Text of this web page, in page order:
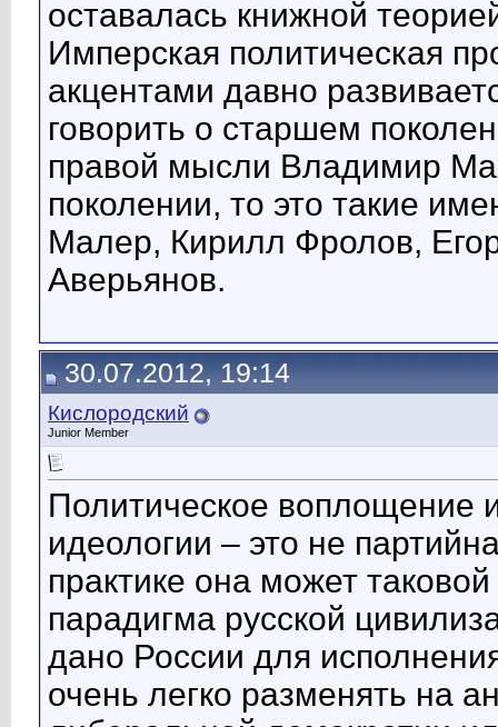
оставалась книжной
Имперская политическая
акцентами давно
говорить о старшем
правой мысли Владимир
поколении, то это такие
Малер, Кирилл Фролов,
Аверьянов.
30.07.2012, 19:14
Кислородский
Junior Member
Политическое воплощение
идеологии – это не
практике она может
парадигма русской
дано России для
очень легко разменять на